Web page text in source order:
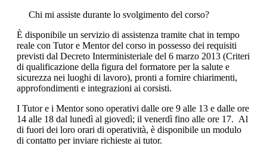
Chi mi assiste durante lo svolgimento del corso?
È disponibile un servizio di assistenza tramite chat in tempo
reale con Tutor e Mentor del corso in possesso dei requisiti
previsti dal Decreto Interministeriale del 6 marzo 2013 (Criteri
di qualificazione della figura del formatore per la salute e
sicurezza nei luoghi di lavoro), pronti a fornire chiarimenti,
approfondimenti e integrazioni ai corsisti.
I Tutor e i Mentor sono operativi dalle ore 9 alle 13 e dalle ore
14 alle 18 dal lunedì al giovedì; il venerdì fino alle ore 17. Al
di fuori dei loro orari di operatività, è disponibile un modulo
di contatto per inviare richieste ai tutor.